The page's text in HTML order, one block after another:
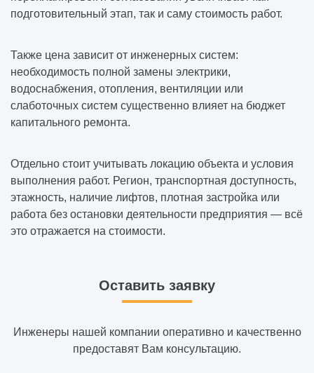
подготовительный этап, так и саму стоимость работ.
Также цена зависит от инженерных систем:
необходимость полной замены электрики,
водоснабжения, отопления, вентиляции или
слаботочных систем существенно влияет на бюджет
капитального ремонта.
Отдельно стоит учитывать локацию объекта и условия
выполнения работ. Регион, транспортная доступность,
этажность, наличие лифтов, плотная застройка или
работа без остановки деятельности предприятия — всё
это отражается на стоимости.
Оставить заявку
Инженеры нашей компании оперативно и качественно
предоставят Вам консультацию.